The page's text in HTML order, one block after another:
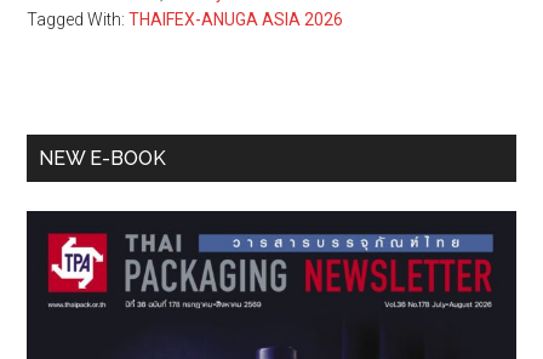
Tagged With:THAIFEX-ANUGA ASIA 2026
Primary
NEW E-BOOK